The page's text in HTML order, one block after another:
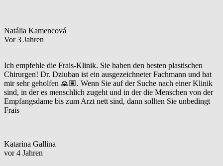
Natália Kamencová
Vor 3 Jahren
Ich empfehle die Frais-Klinik. Sie haben den besten plastischen
Chirurgen! Dr. Dziuban ist ein ausgezeichneter Fachmann und hat
mir sehr geholfen 🙏🏽. Wenn Sie auf der Suche nach einer Klinik
sind, in der es menschlich zugeht und in der die Menschen von der
Empfangsdame bis zum Arzt nett sind, dann sollten Sie unbedingt
Frais
Katarina Gallina
vor 4 Jahren